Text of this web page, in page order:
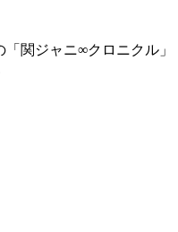
「関ジャニ∞クロニクル